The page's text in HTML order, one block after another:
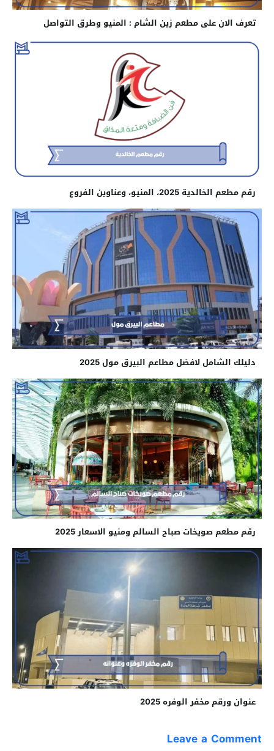
تعرف الان على مطعم زين الشام : المنيو وطرق التواصل
رقم مطعم الخالدية 2025، المنيو، وعناوين الفروع
دليلك الشامل لافضل مطاعم البيرق مول 2025
رقم مطعم صويخات صباح السالم ومنيو الاسعار 2025
عنوان ورقم مخفر الوفره 2025
Leave a Comment